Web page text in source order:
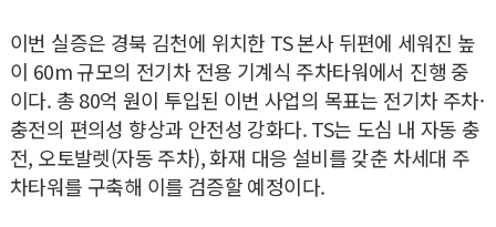
이번 실증은 경북 김천에 위치한 TS 본사 뒤편에 세워진 높
이 60m 규모의 전기차 전용 기계식 주차타워에서 진행 중
이다. 총 80억 원이 투입된 이번 사업의 목표는 전기차 주차·
충전의 편의성 향상과 안전성 강화다. TS는 도심 내 자동 충
전, 오토발렛(자동 주차), 화재 대응 설비를 갖춘 차세대 주
차타워를 구축해 이를 검증할 예정이다.